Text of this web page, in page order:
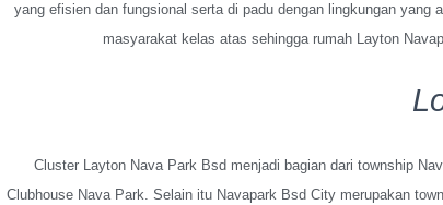
yang efisien dan fungsional serta di padu dengan lingkungan
masyarakat kelas atas sehingga rumah Layton
Cluster Layton Nava Park Bsd menjadi bagian dari township
Clubhouse Nava Park. Selain itu Navapark Bsd City merupakan